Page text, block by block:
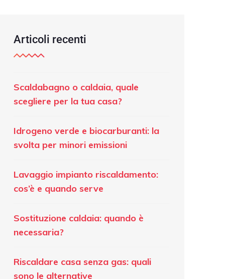
Articoli recenti
Scaldabagno o caldaia, quale
scegliere per la tua casa?
Idrogeno verde e biocarburanti: la
svolta per minori emissioni
Lavaggio impianto riscaldamento:
cos’è e quando serve
Sostituzione caldaia: quando è
necessaria?
Riscaldare casa senza gas: quali
sono le alternative